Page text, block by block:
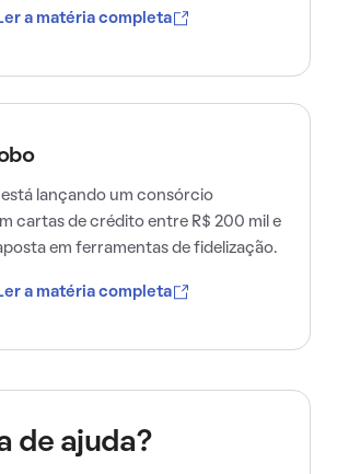
Ler a matéria completa
lançando um consórcio
cartas de crédito entre R$ 200 mil e
em ferramentas de fidelização.
Ler a matéria completa
de ajuda?